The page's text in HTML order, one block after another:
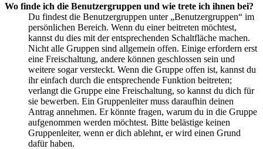
Wo finde ich die Benutzergruppen und wie trete ich ihnen bei?
Du findest die Benutzergruppen unter „Benutzergruppen“ im
persönlichen Bereich. Wenn du einer beitreten möchtest,
kannst du dies mit der entsprechenden Schaltfläche machen.
Nicht alle Gruppen sind allgemein offen. Einige erfordern erst
eine Freischaltung, andere können geschlossen sein und
weitere sogar versteckt. Wenn die Gruppe offen ist, kannst du
ihr einfach durch die entsprechende Funktion beitreten;
verlangt die Gruppe eine Freischaltung, so kannst du dich für
sie bewerben. Ein Gruppenleiter muss daraufhin deinen
Antrag annehmen. Er könnte fragen, warum du in die Gruppe
aufgenommen werden möchtest. Bitte belästige keinen
Gruppenleiter, wenn er dich ablehnt, er wird einen Grund
dafür haben.